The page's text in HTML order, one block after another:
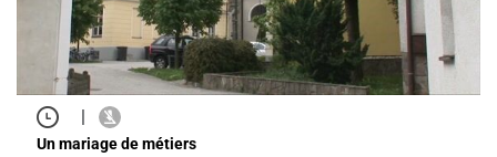
|
Un mariage de métiers